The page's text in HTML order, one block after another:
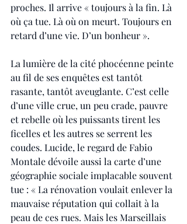
proches. Il arrive « toujours à la fin. Là
où ça tue. Là où on meurt. Toujours en
retard d’une vie. D’un bonheur ».
La lumière de la cité phocéenne peinte
au fil de ses enquêtes est tantôt
rasante, tantôt aveuglante. C’est celle
d’une ville crue, un peu crade, pauvre
et rebelle où les puissants tirent les
ficelles et les autres se serrent les
coudes. Lucide, le regard de Fabio
Montale dévoile aussi la carte d’une
géographie sociale implacable souvent
tue : « La rénovation voulait enlever la
mauvaise réputation qui collait à la
peau de ces rues. Mais les Marseillais